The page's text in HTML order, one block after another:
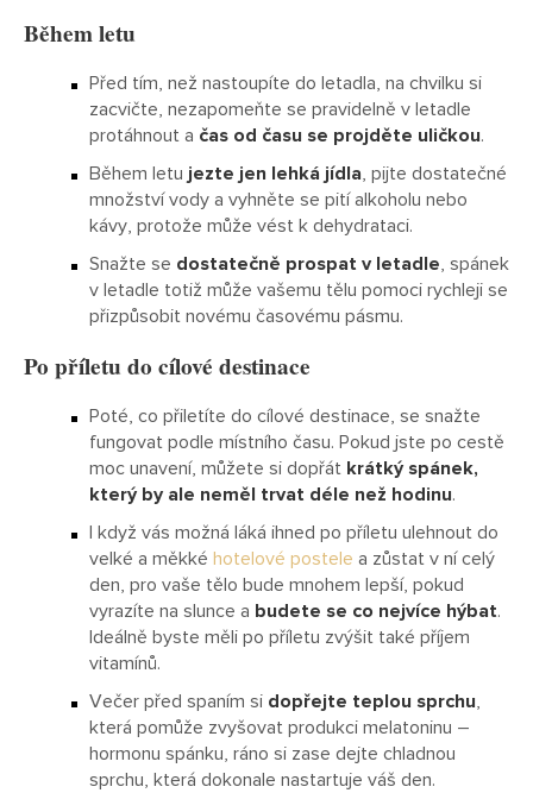
Během letu
Před tím, než nastoupíte do letadla, na chvilku si
zacvičte, nezapomeňte se pravidelně v letadle
protáhnout a čas od času se projděte uličkou.
Během letu jezte jen lehká jídla, pijte dostatečné
množství vody a vyhněte se pití alkoholu nebo
kávy, protože může vést k dehydrataci.
Snažte se dostatečně prospat v letadle, spánek
v letadle totiž může vašemu tělu pomoci rychleji se
přizpůsobit novému časovému pásmu.
Po příletu do cílové destinace
Poté, co přiletíte do cílové destinace, se snažte
fungovat podle místního času. Pokud jste po cestě
moc unavení, můžete si dopřát krátký spánek,
který by ale neměl trvat déle než hodinu.
I když vás možná láká ihned po příletu ulehnout do
velké a měkké hotelové postele a zůstat v ní celý
den, pro vaše tělo bude mnohem lepší, pokud
vyrazíte na slunce a budete se co nejvíce hýbat.
Ideálně byste měli po příletu zvýšit také příjem
vitamínů.
Večer před spaním si dopřejte teplou sprchu,
která pomůže zvyšovat produkci melatoninu –
hormonu spánku, ráno si zase dejte chladnou
sprchu, která dokonale nastartuje váš den.